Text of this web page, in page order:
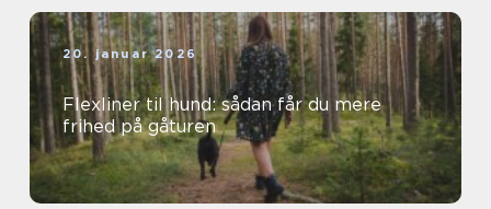
20. januar 2026
Flexliner til hund: sådan får du mere
frihed på gåturen